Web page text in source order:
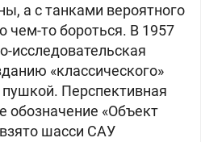
а с танками вероятного
чем-то бороться. В 1957
исследовательская
«классического»
пушкой. Перспективная
обозначение «Объект
шасси САУ